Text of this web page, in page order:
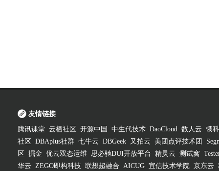
友情链接
腾讯课堂 云栖社区 开源中国 中生代技术 DaoCloud 数人云 饿
社区
DBAplus社群 七牛云 DBGeek 又拍云 美团点评技术团
区
掘金 优云双态运维 思必驰DUI开放平台 精灵云 测试窝
华云 ZEGO即构科技 联想超融合 AICUG 宜信技术学院 京东云